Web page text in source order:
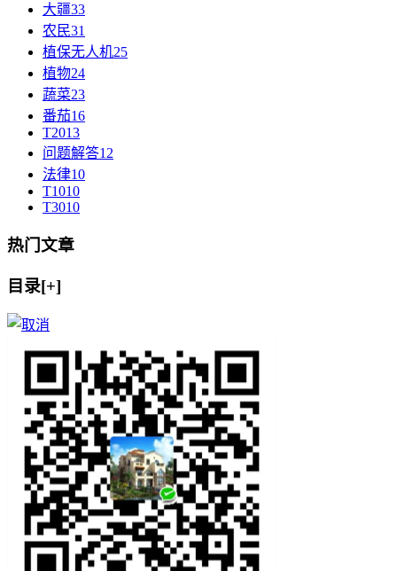
大疆33
农民31
植保无人机25
植物24
蔬菜23
番茄16
T2013
问题解答12
法律10
T1010
T3010
热门文章
目录[+]